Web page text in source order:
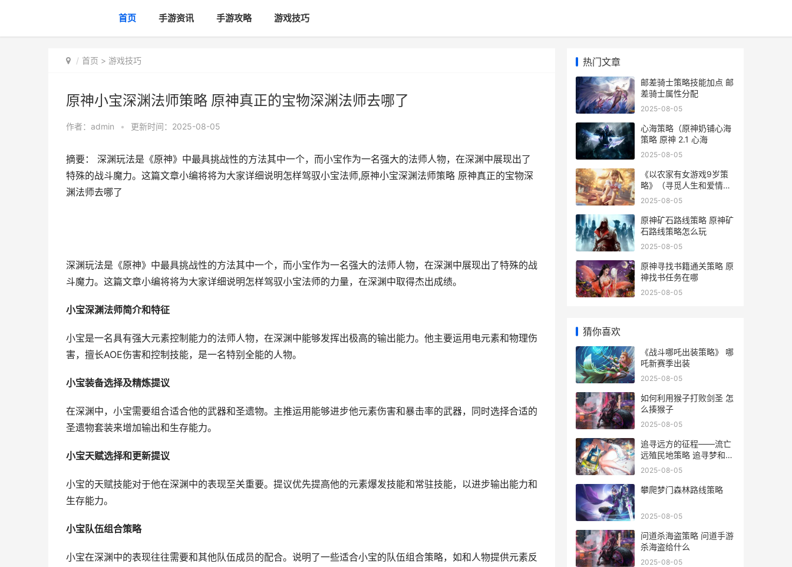
首页 手游资讯 手游攻略 游戏技巧
首页 > 游戏技巧
原神小宝深渊法师策略 原神真正的宝物深渊法师去哪了
作者： admin • 更新时间：2025-08-05
摘要： 深渊玩法是《原神》中最具挑战性的方法其中一个，而小宝作为一名强大的法师人物，在深渊中展现出了
特殊的战斗魔力。这篇文章小编将将为大家详细说明怎样驾驭小宝法师,原神小宝深渊法师策略 原神真正的宝物深
渊法师去哪了
深渊玩法是《原神》中最具挑战性的方法其中一个，而小宝作为一名强大的法师人物，在深渊中展现出了特殊的战
斗魔力。这篇文章小编将将为大家详细说明怎样驾驭小宝法师的力量，在深渊中取得杰出成绩。
小宝深渊法师简介和特征
小宝是一名具有强大元素控制能力的法师人物，在深渊中能够发挥出极高的输出能力。他主要运用电元素和物理伤
害，擅长AOE伤害和控制技能，是一名特别全能的人物。
小宝装备选择及精炼提议
在深渊中，小宝需要组合适合他的武器和圣遗物。主推运用能够进步他元素伤害和暴击率的武器，同时选择合适的
圣遗物套装来增加输出和生存能力。
小宝天赋选择和更新提议
小宝的天赋技能对于他在深渊中的表现至关重要。提议优先提高他的元素爆发技能和常驻技能，以进步输出能力和
生存能力。
小宝队伍组合策略
小宝在深渊中的表现往往需要和其他队伍成员的配合。说明了一些适合小宝的队伍组合策略，如和人物提供元素反
热门文章
邮差骑士策略技能加点 邮
差骑士属性分配
2025-08-05
心海策略（原神奶铺心海
策略 原神 2.1 心海
2025-08-05
《以农家有女游戏9岁策
略》（寻觅人生和爱情的
奇妙冒险 农家有女来种田
2025-08-05
原神矿石路线策略 原神矿
石路线策略怎么玩
2025-08-05
原神寻找书籍通关策略 原
神找书任务在哪
2025-08-05
猜你喜欢
《战斗哪吒出装策略》 哪
吒新赛季出装
2025-08-05
如何利用猴子打败剑圣 怎
么揍猴子
2025-08-05
追寻远方的征程——流亡
远殖民地策略 追寻梦和远
方
2025-08-05
攀爬梦门森林路线策略
2025-08-05
问道杀海盗策略 问道手游
杀海盗给什么
2025-08-05